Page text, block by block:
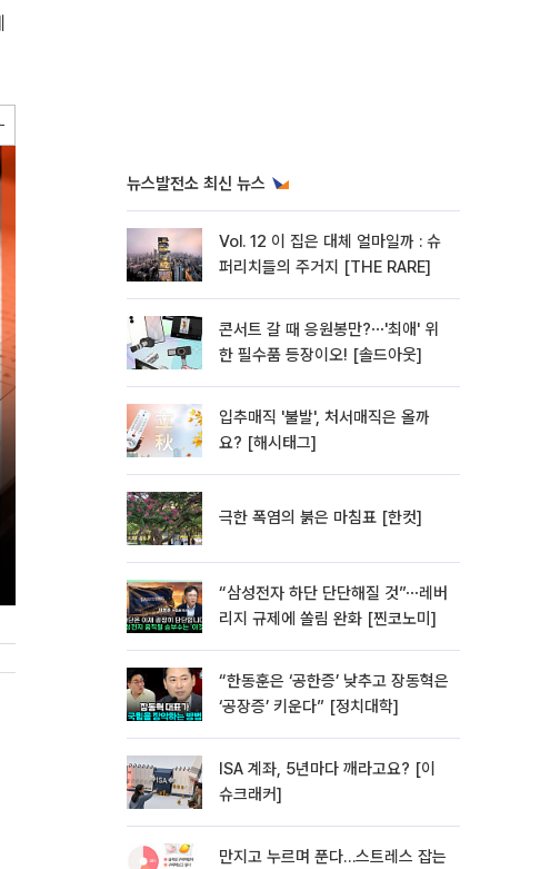
뉴스발전소 최신 뉴스
Vol. 12 이 집은 대체 얼마일까 : 슈
퍼리치들의 주거지 [THE RARE]
콘서트 갈 때 응원봉만?⋯'최애' 위
한 필수품 등장이오! [솔드아웃]
입추매직 '불발', 처서매직은 올까
요? [해시태그]
극한 폭염의 붉은 마침표 [한컷]
“삼성전자 하단 단단해질 것”⋯레버
리지 규제에 쏠림 완화 [찐코노미]
“한동훈은 ‘공한증’ 낮추고 장동혁은
‘공장증’ 키운다” [정치대학]
ISA 계좌, 5년마다 깨라고요? [이
슈크래커]
만지고 누르며 푼다…스트레스 잡는